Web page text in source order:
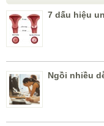
7 dấu hiệu
Ngồi nhiều